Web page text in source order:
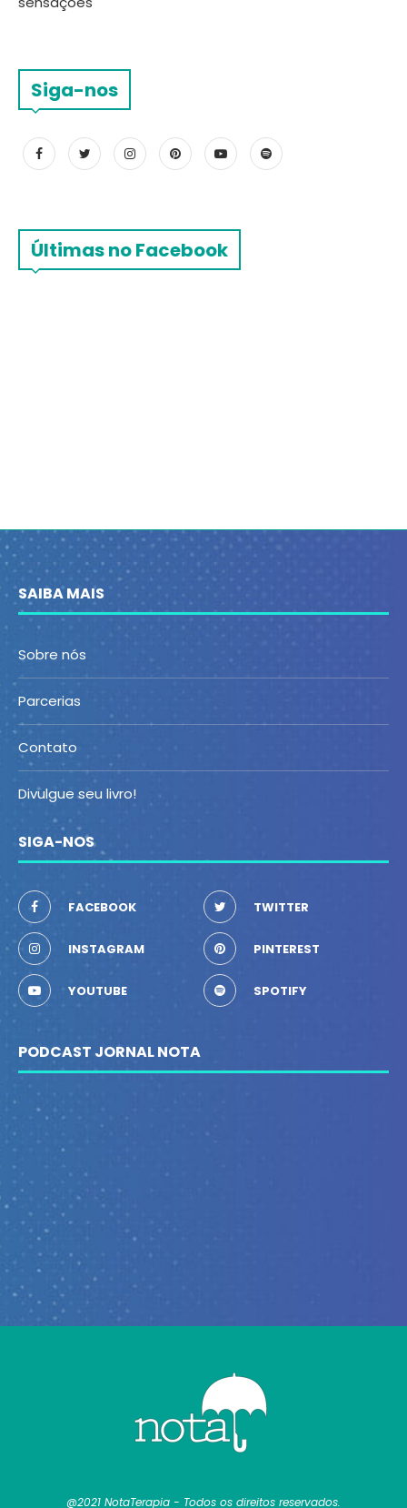
Siga-nos
Últimas no Facebook
SAIBA MAIS
Sobre nós
Parcerias
Contato
Divulgue seu livro!
SIGA-NOS
FACEBOOK TWITTER
INSTAGRAM PINTEREST
YOUTUBE SPOTIFY
PODCAST JORNAL NOTA
@2021 NotaTerapia - Todos os direitos reservados.